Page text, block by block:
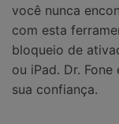
você nunca
com esta
bloqueio de
ou iPad. Dr.
sua confiança.